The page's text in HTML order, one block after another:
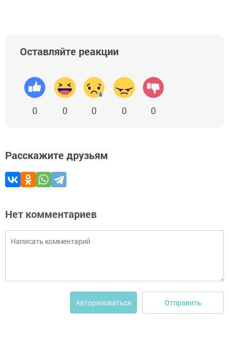
Оставляйте реакции
0 0 0 0 0
Расскажите друзьям
Нет комментариев
Авторизоваться Отправить